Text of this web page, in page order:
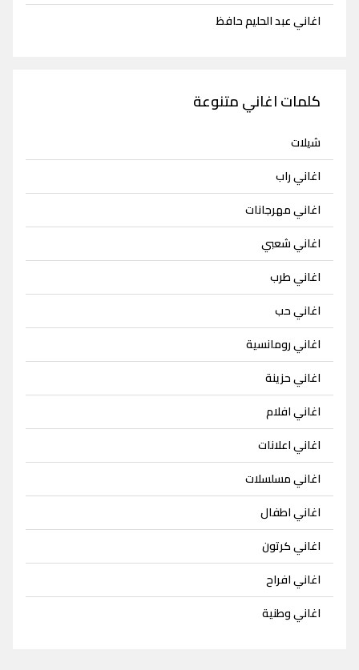
اغاني عبد الحليم حافظ
كلمات اغاني متنوعة
شيلات
اغاني راب
اغاني مهرجانات
اغاني شعبي
اغاني طرب
اغاني حب
اغاني رومانسية
اغاني حزينة
اغاني افلام
اغاني اعلانات
اغاني مسلسلات
اغاني اطفال
اغاني كرتون
اغاني افراح
اغاني وطنية